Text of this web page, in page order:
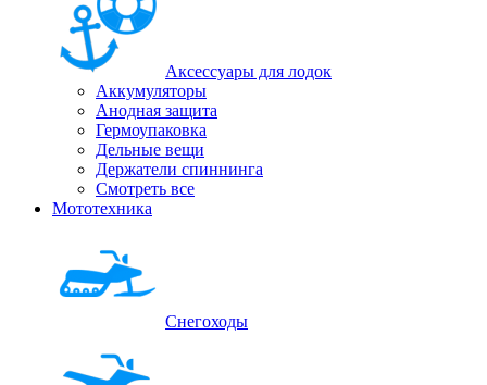
Аксессуары для лодок
Аккумуляторы
Анодная защита
Гермоупаковка
Дельные вещи
Держатели спиннинга
Смотреть все
Мототехника
Снегоходы